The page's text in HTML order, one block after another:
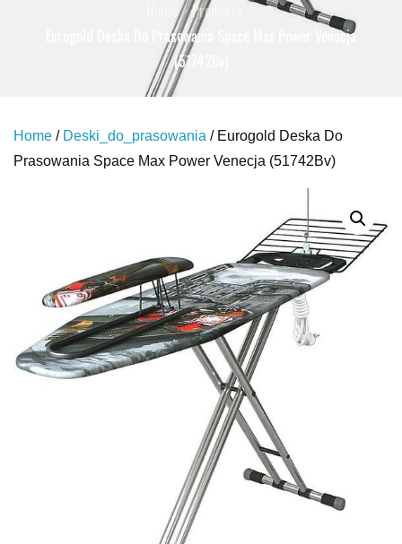
Products
Eurogold Deska Do Prasowania Space Max Power Venecja
(51742Bv)
Home / Deski_do_prasowania / Eurogold Deska Do
Prasowania Space Max Power Venecja (51742Bv)